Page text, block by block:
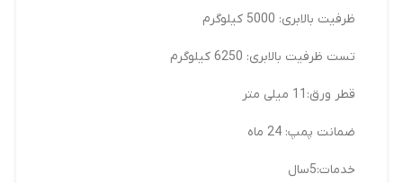
ظرفیت بالابری: 5000 کیلوگرم
تست ظرفیت بالابری: 6250 کیلوگرم
قطر ورق:11 میلی متر
ضمانت پمپ: 24 ماه
خدمات:5سال